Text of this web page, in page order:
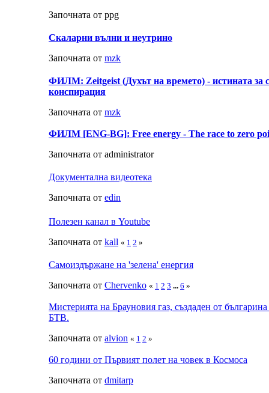
Започната от ppg
Скаларни вълни и неутрино
Започната от mzk
ФИЛМ: Zeitgeist (Духът на времето) - истината за
конспирация
Започната от mzk
ФИЛМ [ENG-BG]: Free energy - The race to zero
Започната от administrator
Документална видеотека
Започната от edin
Полезен канал в Youtube
Започната от kall « 1 2 »
Самоиздържане на 'зелена' енергия
Започната от Chervenko « 1 2 3 ... 6 »
Мистерията на Брауновия газ, създаден от
БТВ.
Започната от alvion « 1 2 »
60 години от Първият полет на човек в Космоса
Започната от dmitarp